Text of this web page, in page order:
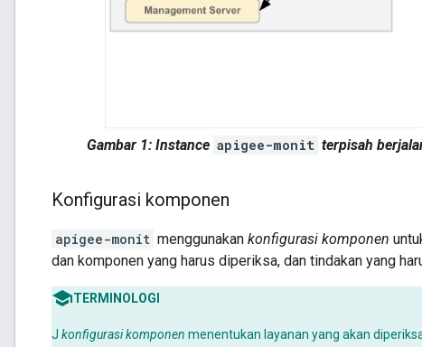
Gambar 1: Instance apigee-monit terpisah
Konfigurasi komponen
apigee-monit menggunakan konfigurasi komponen
dan komponen yang harus diperiksa, dan tindakan yang
TERMINOLOGI
J konfigurasi komponen menentukan layanan yang akan